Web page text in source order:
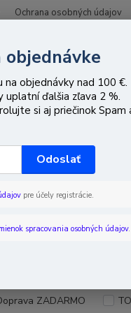
Ochrana osobných údajov
káble IEC a F (TV-
F (TV-
ZADARMO
objednávky nad 100 €.
ďalšia zľava 2 %.
si aj priečinok Spam
Odoslať
pre účely registrácie.
spracovania osobných údajov.